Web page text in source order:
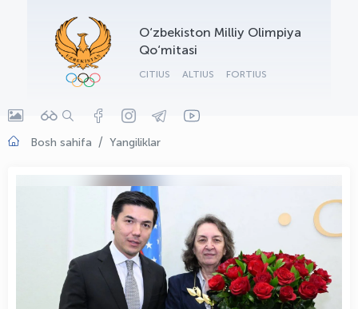
O‘zbekiston Milliy Olimpiya
Qo‘mitasi
CITIUS ALTIUS FORTIUS
Bosh sahifa Yangiliklar
OLYMPCHIK AI - yordamchi
Onlayn · olympic.uz